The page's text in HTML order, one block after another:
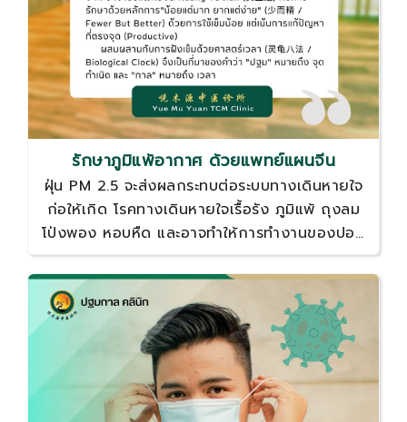
รักษาภูมิแพ้อากาศ ด้วยแพทย์แผนจีน
ฝุ่น PM 2.5 จะส่งผลกระทบต่อระบบทางเดินหายใจ
ก่อให้เกิด โรคทางเดินหายใจเรื้อรัง ภูมิแพ้ ถุงลม
โป่งพอง หอบหืด และอาจทำให้การทำงานของปอด
เสื่อมลง และยังเสี่ยงต่อมะเร็งปอดอีกด้วย